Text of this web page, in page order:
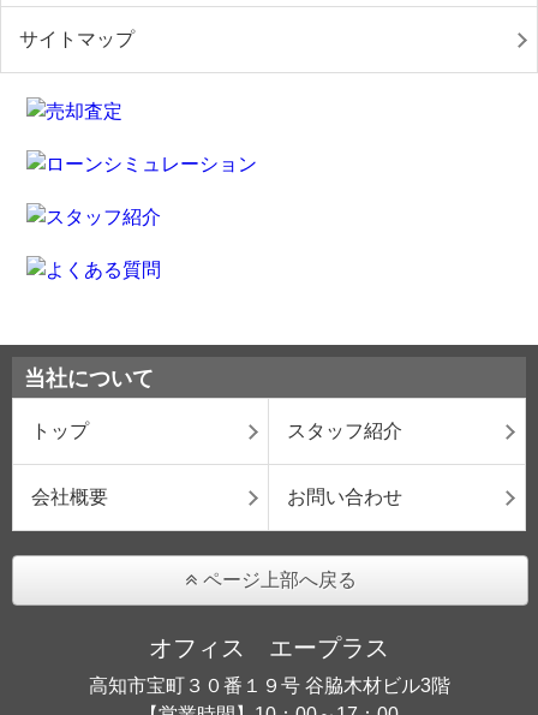
サイトマップ
当社について
トップ スタッフ紹介
会社概要 お問い合わせ
ページ上部へ戻る
オフィス エープラス
高知市宝町３０番１９号 谷脇木材ビル3階